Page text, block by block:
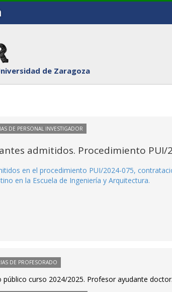
de Zaragoza
DE PERSONAL INVESTIGADOR
admitidos. Procedimiento PUI/
en el procedimiento PUI/2024-075,
en la Escuela de Ingeniería y Arquitectura.
DE PROFESORADO
público curso 2024/2025. Profesor ayudante